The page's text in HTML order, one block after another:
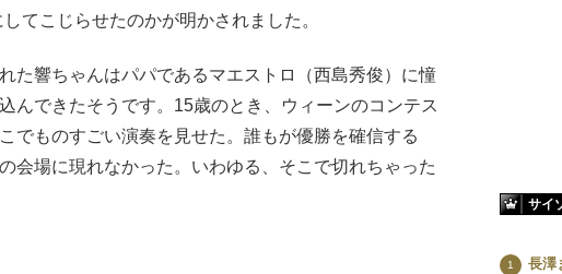
てこじらせたのかが明かされました。
た響ちゃんはパパであるマエストロ（西島秀俊）に憧
んできたそうです。15歳のとき、ウィーンのコンテス
でものすごい演奏を見せた。誰もが優勝を確信する
会場に現れなかった。いわゆる、そこで切れちゃった
サイ
長澤